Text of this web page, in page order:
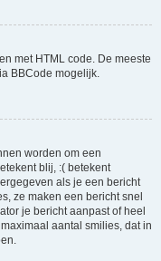
met HTML code. De meeste
BBCode mogelijk.
worden om een
blij, :( betekent
als je een bericht
ze maken een bericht snel
je bericht aanpast of heel
aantal smilies, dat in